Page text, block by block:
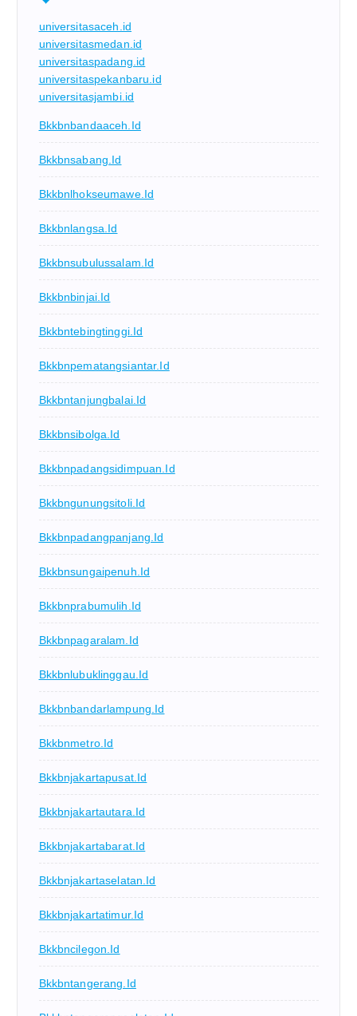
universitasaceh.id
universitasmedan.id
universitaspadang.id
universitaspekanbaru.id
universitasjambi.id
Bkkbnbandaaceh.id
Bkkbnsabang.id
Bkkbnlhokseumawe.id
Bkkbnlangsa.id
Bkkbnsubulussalam.id
Bkkbnbinjai.id
Bkkbntebingtinggi.id
Bkkbnpematangsiantar.id
Bkkbntanjungbalai.id
Bkkbnsibolga.id
Bkkbnpadangsidimpuan.id
Bkkbngunungsitoli.id
Bkkbnpadangpanjang.id
Bkkbnsungaipenuh.id
Bkkbnprabumulih.id
Bkkbnpagaralam.id
Bkkbnlubuklinggau.id
Bkkbnbandarlampung.id
Bkkbnmetro.id
Bkkbnjakartapusat.id
Bkkbnjakartautara.id
Bkkbnjakartabarat.id
Bkkbnjakartaselatan.id
Bkkbnjakartatimur.id
Bkkbncilegon.id
Bkkbntangerang.id